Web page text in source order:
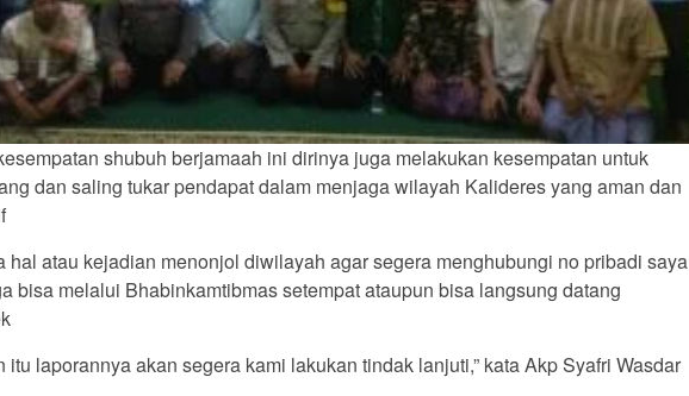
shubuh berjamaah ini dirinya juga melakukan kesempatan untuk
dan saling tukar pendapat dalam menjaga wilayah Kalideres yang aman dan
hal atau kejadian menonjol diwilayah agar segera menghubungi no pribadi saya
bisa melalui Bhabinkamtibmas setempat ataupun bisa langsung datang
itu laporannya akan segera kami lakukan tindak lanjuti,” kata Akp Syafri Wasdar